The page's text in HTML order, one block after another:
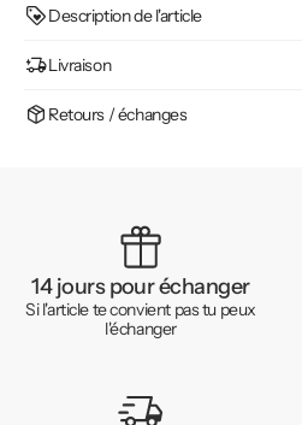
Description de l'article
Livraison
Retours / échanges
14 jours pour échanger
Si l'article te convient pas tu peux
l'échanger